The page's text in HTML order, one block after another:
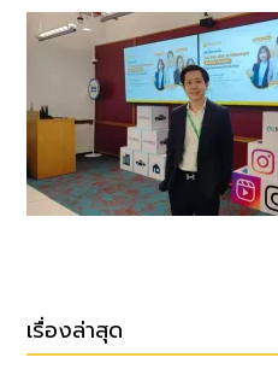
เรื่องล่าสุด